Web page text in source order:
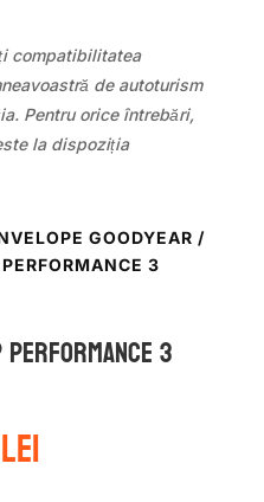
compatibilitatea
de autoturism
Pentru orice întrebări,
la dispoziția
GOODYEAR /
3
3
leiPrețul
curent